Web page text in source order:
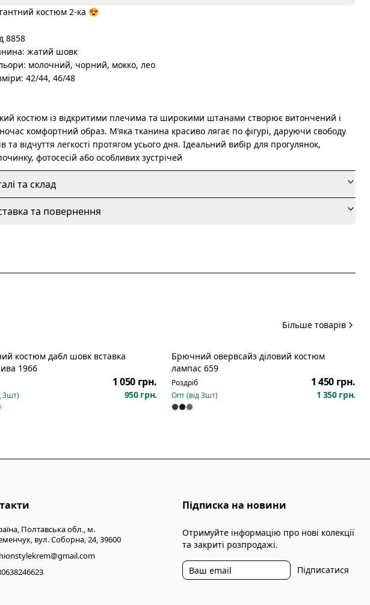
костюм 2-ка 😍
8858
жатий шовк
молочний, чорний, мокко, лео
42/44, 46/48
костюм із відкритими плечима та широкими штанами створює витончений і
комфортний образ. М’яка тканина красиво лягає по фігурі, даруючи свободу
та відчуття легкості протягом усього дня. Ідеальний вибір для прогулянок,
фотосесій або особливих зустрічей
та склад
та повернення
Більше товарів
костюм дабл шовк вставка
1966
1 050 грн.
3шт) 950 грн.
Новинка
Брючний овервсайз діловий костюм
лампас 659
Роздріб 1 450 грн.
Опт (від3шт) 1 350 грн.
Полтавська обл., м.
вул. Соборна, 24, 39600
Підписка на новини
Отримуйте інформацію про нові колекції
та закриті розпродажі.
Підписатися